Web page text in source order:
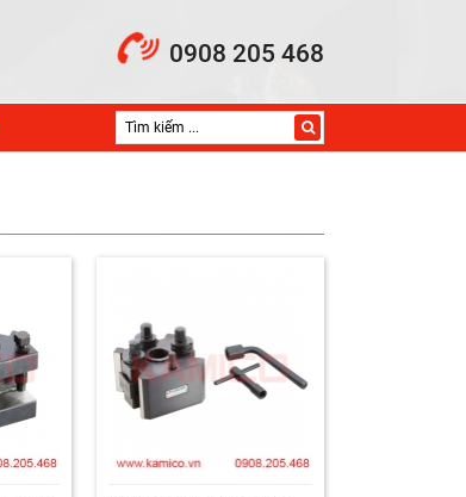
0908 205 468